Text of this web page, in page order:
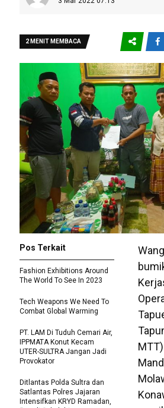
2 MENIT MEMBACA
Pos Terkait
Fashion Exhibitions Around
The World To See In 2023
Tech Weapons We Need To
Combat Global Warming
PT. LAM Di Tuduh Cemari Air,
IPPMATA Konut Kecam
UTER-SULTRA Jangan Jadi
Provokator
Ditlantas Polda Sultra dan
Satlantas Polres Jajaran
Intensifkan KRYD Ramadan,